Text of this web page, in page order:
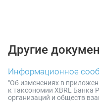
Другие
Информационное
"Об изменениях в
к таксономии XBRL Банка
организаций и обществ